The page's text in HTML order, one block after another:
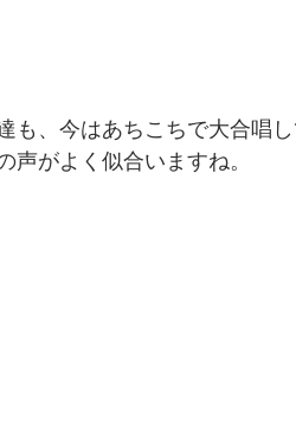
も、今はあちこちで大合唱
がよく似合いますね。